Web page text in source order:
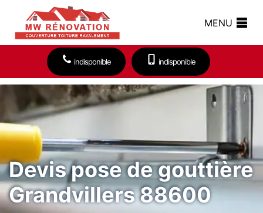
MENU
indisponible indisponible
Devis pose de gouttière
Grandvillers 88600